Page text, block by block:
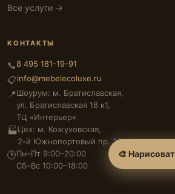
Все услуги →
КОНТАКТЫ
📞8 495 181-19-91
📋info@mebelecoluxe.ru
📍Шоурум: м. Братиславская,
ул. Братиславская 18 к1,
ТЦ «Интерьер»
🏭Цех: м. Кожуховская,
2-й Южнопортовый пр. 26
🕑Пн–Пт 9:00–20:00
Сб–Вс 10:00–18:00
🎨